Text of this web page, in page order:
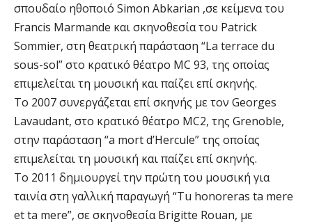
σπουδαίο ηθοποιό Simon Abkarian ,σε κείμενα του
Francis Marmande και σκηνοθεσία του Patrick
Sommier, στη θεατρική παράσταση “La terrace du
sous-sol” στο κρατικό θέατρο MC 93, της οποίας
επιμελείται τη μουσική και παίζει επί σκηνής.
Tο 2007 συνεργάζεται επί σκηνής με τον Georges
Lavaudant, στο κρατικό θέατρο MC2, της Grenoble,
στην παράσταση “a mort d’Hercule” της οποίας
επιμελείται τη μουσική και παίζει επί σκηνής.
Το 2011 δημιουργεί την πρώτη του μουσική για
ταινία στη γαλλική παραγωγή “Τu honoreras ta mere
et ta mere”, σε σκηνοθεσία Brigitte Rouan, με